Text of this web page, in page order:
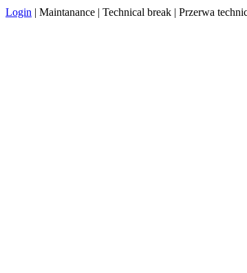
Login | Maintanance | Technical break | Przerwa